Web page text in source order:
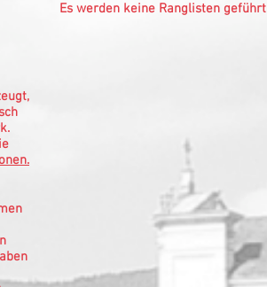
Es werden keine Ranglisten geführt